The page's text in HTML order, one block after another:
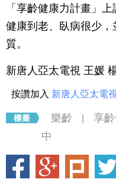
「享齡健康力計畫」
健康到老、臥病很少
質。
新唐人亞太電視 王媛
按讚加入 新唐人亞太電
樂齡 享
中